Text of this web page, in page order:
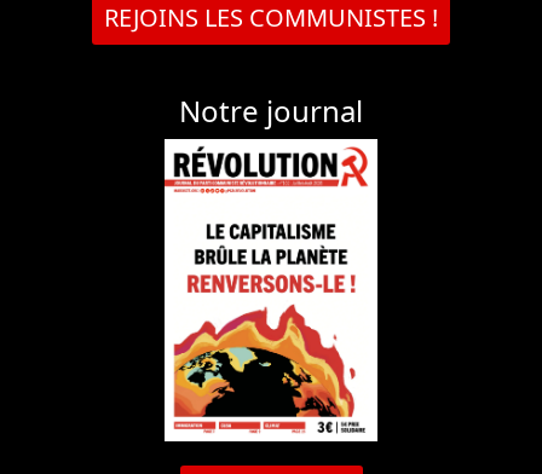
REJOINS LES COMMUNISTES !
Notre journal